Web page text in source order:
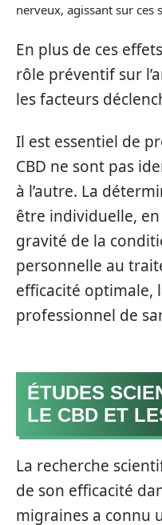
nerveux, agissant sur ces
En plus de ces
rôle préventif sur
les facteurs
Il est essentiel de
CBD ne sont pas
à l’autre. La
être individuelle,
gravité de la
personnelle au
efficacité optimale,
professionnel de
ÉTUDES
LE CBD ET
La recherche
de son efficacité
migraines a connu